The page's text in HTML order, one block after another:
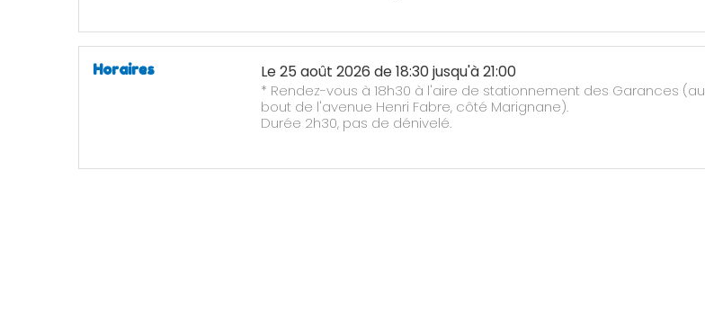
Horaires Le25 août 2026 de 18:30 jusqu'à 21:00
* Rendez-vous à 18h30 à l'aire de stationnement des Garances (au
bout de l'avenue Henri Fabre, côté Marignane).
Durée 2h30, pas de dénivelé.